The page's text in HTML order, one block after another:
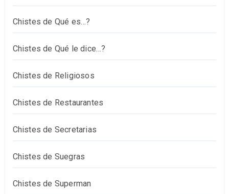
Chistes de Qué es…?
Chistes de Qué le dice…?
Chistes de Religiosos
Chistes de Restaurantes
Chistes de Secretarias
Chistes de Suegras
Chistes de Superman